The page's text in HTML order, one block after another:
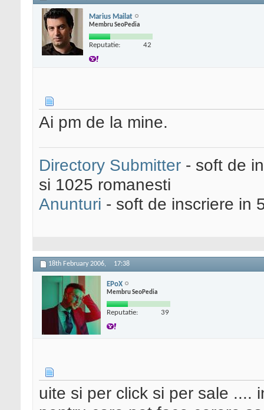
Marius Mailat
Membru SeoPedia
Reputatie: 42
Ai pm de la mine.
Directory Submitter - soft de
si 1025 romanesti
Anunturi - soft de inscriere in
18th February 2006, 17:38
EPoX
Membru SeoPedia
Reputatie: 39
uite si per click si per sale ....